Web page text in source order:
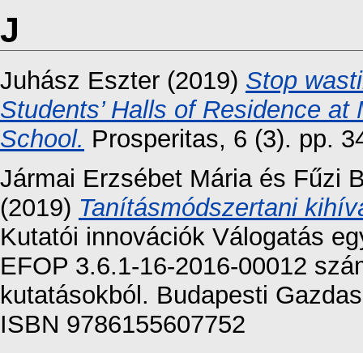
J
Juhász Eszter (2019) Stop
Students’ Halls of Residence
School. Prosperitas, 6 (3). pp.
Jármai Erzsébet Máriaés Fűzi
(2019) Tanításmódszertani
Kutatói innovációk Válogatás
EFOP 3.6.1-16-2016-00012
kutatásokból. Budapesti
ISBN 9786155607752